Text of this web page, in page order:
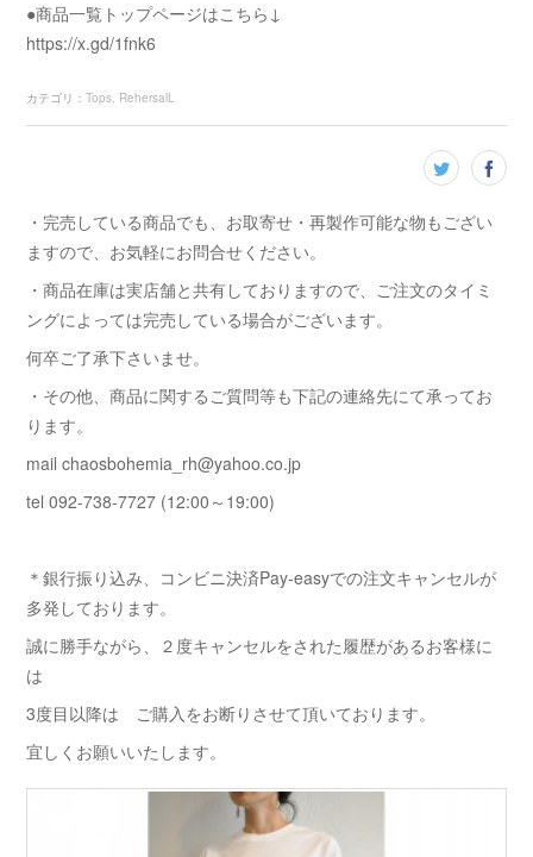
●商品一覧トップページはこちら↓
https://x.gd/1fnk6
カテゴリ ：Tops RehersalL
・完売している商品でも、お取寄せ・再製作可能な物もござい
ますので、お気軽にお問合せください。
・商品在庫は実店舗と共有しておりますので、ご注文のタイミ
ングによっては完売している場合がございます。
何卒ご了承下さいませ。
・その他、商品に関するご質問等も下記の連絡先にて承ってお
ります。
mail chaosbohemia_rh@yahoo.co.jp
tel 092-738-7727 (12:00～19:00)
＊銀行振り込み、コンビニ決済Pay-easyでの注文キャンセルが
多発しております。
誠に勝手ながら、２度キャンセルをされた履歴があるお客様に
は
3度目以降は ご購入をお断りさせて頂いております。
宜しくお願いいたします。